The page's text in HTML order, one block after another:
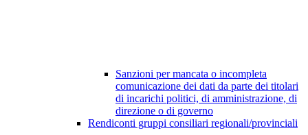
Sanzioni per mancata o incompleta
comunicazione dei dati da parte dei titolari
di incarichi politici, di amministrazione, di
direzione o di governo
Rendiconti gruppi consiliari regionali/provinciali